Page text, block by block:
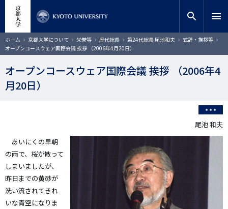
コ
ン
テ
ン
ツ
に
サイト内検索
検索
search menu
ホーム 京都大学について 栄誉等 歴代総長 第24代総長 尾池和夫
式辞・挨拶等
オープンコースウェア国際会議 挨拶 （2006年4月20日）
オープンコースウェア国際会議 挨拶 （2006年4
月20日）
尾池 和夫
あいにくの早朝
の雨で、桜が散って
しまいましたが、
昨日までの黄砂が
洗い流されてきれ
いな青空になりま